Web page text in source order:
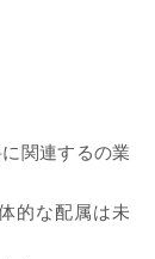
関連するの業
的な配属は未